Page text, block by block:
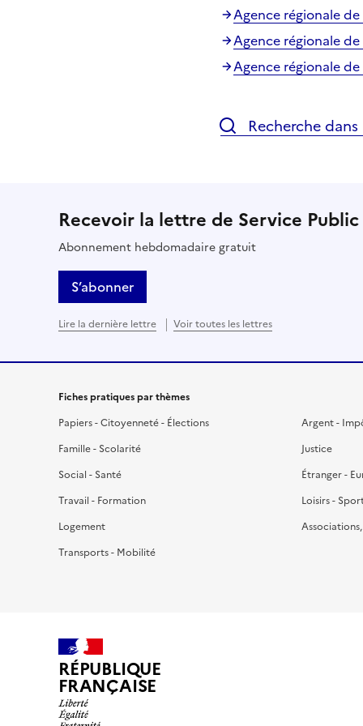
Agence régionale
Agence régionale
Agence régionale
Recherche dans
Recevoir la lettre de Service Public
Abonnement hebdomadaire gratuit
S’abonner
Lire la dernière lettre Voir toutes les lettres
Fiches pratiques par thèmes
Papiers - Citoyenneté - Élections
Famille - Scolarité
Social - Santé
Travail - Formation
Logement
Transports - Mobilité
Argent -
Justice
Étranger -
Loisirs -
RÉPUBLIQUE
FRANÇAISE